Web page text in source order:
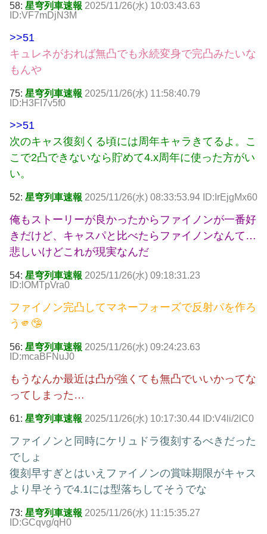
58: 星穹列車速報 2025/11/26(水) 10:03:43.63
ID:VF7mDjN3M
>>51
キュレネがおれば無凸でも永続変身で完凸みたいな
もんや
75: 星穹列車速報 2025/11/26(水) 11:58:40.79
ID:H3FI7v5f0
>>51
次のキャス復刻くる頃には周年キャラきてるよ。こ
こで2凸できないなら貯めて4.x周年に使った方がい
い。
52: 星穹列車速報 2025/11/26(水) 08:33:53.94 ID:IrEjgMx60
俺もストーリーが良かったからファイノンが一番好
きだけど、キャスパと比べたらファイノンなんて…
悲しいけどこれが現実なんだ
54: 星穹列車速報 2025/11/26(水) 09:18:31.23
ID:lOMTpVra0
ファイノン完凸してマネーフォーズで反射パを作ろ
う🫵🤥
56: 星穹列車速報 2025/11/26(水) 09:24:23.63
ID:mcaBFNuJ0
もうなんか最近は凸が強くても無凸でいいかってな
ってしまった…
61: 星穹列車速報 2025/11/26(水) 10:17:30.44 ID:V4li/2lC0
ファイノンと同時にケリュドラ復刻するべきだった
でしょ
復刻早すぎとはいえファイノンの賞味期限がキャス
より早そうで4.1には型落ちしてそうでな
73: 星穹列車速報 2025/11/26(水) 11:15:35.27
ID:GCqvg/qH0